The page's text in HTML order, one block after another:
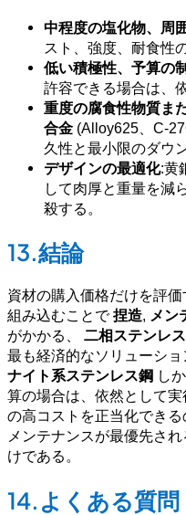
中程度の塩化物、周
スト、強度、耐食性
低い積極性、予算の
許容できる場合は、
重度の腐食性物質ま
合金 (Alloy625、C-
久性と最小限のダウ
デザインの最適化:黄
して肉厚と重量を減
殺する。
13.結論
資材の購入価格だけを評
組み込むことで捏造, メン
がかかる、 二相ステンレ
最も経済的なソリューショ
ナイト系ステンレス鋼 し
算の場合は、依然として実
の高コストを正当化でき
メンテナンスが最優先さ
けである。
14.よくある質問